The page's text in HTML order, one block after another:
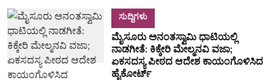
ಸುದ್ದಿಗಳು
ಮೈಸೂರು ಅನಂತಸ್ವಾಮಿ ಧಾಟಿಯಲ್ಲಿ
ನಾಡಗೀತೆ: ಕಿಕ್ಕೇರಿ ಮೇಲ್ಮನವಿ ವಜಾ;
ಏಕಸದಸ್ಯ ಪೀಠದ ಆದೇಶ ಕಾಯಂಗೊಳಿಸಿದ
ಹೈಕೋರ್ಟ್‌